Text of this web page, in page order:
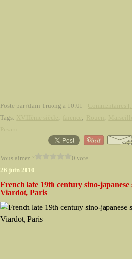
Posté par Alain Truong à 10:01 -
Tags:
, , ,
Vous aimez ?
0 vote
26 juin 2010
French late 19th century sino-
Viardot, Paris